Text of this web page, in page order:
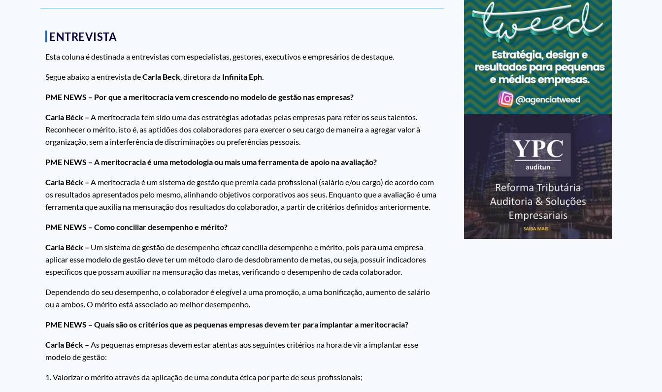
ENTREVISTA
Esta coluna é destinada a entrevistas com especialistas, gestores, executivos e empresários de destaque.
Segue abaixo a entrevista deCarla Beck,diretora da Infinita Eph.
PME NEWS – Por que a meritocracia vem crescendo no modelo de gestão nas empresas?
Carla Béck – A meritocracia tem sido uma das estratégias adotadas pelas empresas para reter os seus talentos.
Reconhecer o mérito, isto é, as aptidões dos colaboradores para exercer o seu cargo de maneira a agregar valor à
organização, sem a interferência de discriminações ou preferências pessoais.
PME NEWS – A meritocracia é uma metodologia ou mais uma ferramenta de apoio na avaliação?
Carla Béck – A meritocracia é um sistema de gestão que premia cada profissional (salário e/ou cargo) de acordo com
os resultados apresentados pelo mesmo, alinhando objetivos corporativos aos seus. Enquanto que a avaliação é uma
ferramenta que auxilia na mensuração dos resultados do colaborador, a partir de critérios definidos anteriormente.
PME NEWS – Como conciliar desempenho e mérito?
Carla Béck – Um sistema de gestão de desempenho eficaz concilia desempenho e mérito, pois para uma empresa
aplicar esse modelo de gestão deve ter um método claro de desdobramento de metas, ou seja, possuir indicadores
específicos que possam auxiliar na mensuração das metas, verificando o desempenho de cada colaborador.
Dependendo do seu desempenho, o colaborador é elegível a uma promoção, a uma bonificação, aumento de salário
ou a ambos. O mérito está associado ao melhor desempenho.
PME NEWS – Quais são os critérios que as pequenas empresas devem ter para implantar a meritocracia?
Carla Béck – As pequenas empresas devem estar atentas aos seguintes critérios na hora de vir a implantar esse
modelo de gestão:
1. Valorizar o mérito através da aplicação de uma conduta ética por parte de seus profissionais;